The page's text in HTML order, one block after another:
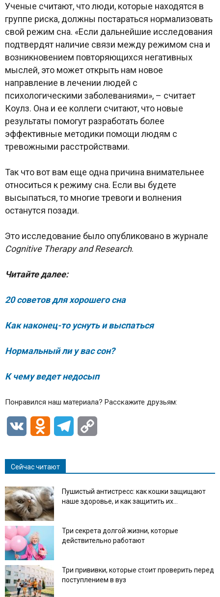
Ученые считают, что люди, которые находятся в
группе риска, должны постараться нормализовать
свой режим сна. «Если дальнейшие исследования
подтвердят наличие связи между режимом сна и
возникновением повторяющихся негативных
мыслей, это может открыть нам новое
направление в лечении людей с
психологическими заболеваниями», – считает
Коулз. Она и ее коллеги считают, что новые
результаты помогут разработать более
эффективные методики помощи людям с
тревожными расстройствами.
Так что вот вам еще одна причина внимательнее
относиться к режиму сна. Если вы будете
высыпаться, то многие тревоги и волнения
останутся позади.
Это исследование было опубликовано в журнале
Cognitive Therapy and Research.
Читайте далее:
20 советов для хорошего сна
Как наконец-то уснуть и выспаться
Нормальный ли у вас сон?
К чему ведет недосып
Понравился наш материала? Расскажите друзьям:
VK Odnoklassniki
Telegram
Сейчас читают
Пушистый антистресс: как кошки защищают
наше здоровье, и как защитить их...
Три секрета долгой жизни, которые
действительно работают
Три прививки, которые стоит проверить перед
поступлением в вуз